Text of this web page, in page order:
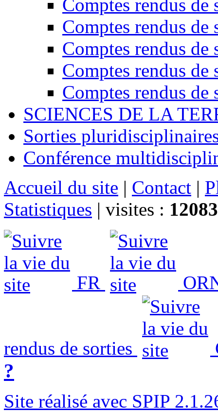
Comptes rendus de
Comptes rendus de
Comptes rendus de
Comptes rendus de
Comptes rendus de
SCIENCES DE LA
Sorties
Conférence
Accueil du site | Contact |
Statistiques | visites :
FR
rendus de sorties
?
Site réalisé avec SPIP